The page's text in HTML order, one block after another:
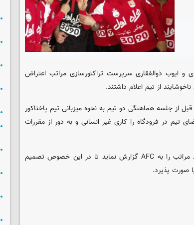
و ایوب ذوالفقاری سرپرست تراکتورسازی مراتب اعتراض
از تیم اعلام داشتند.
از جلسه هماهنگی دو تیم به نحوه میزبانی تیم پاختاکور
دو تن از اعضای تیم در فرودگاه را کاری غیر انسانی و به دور از مقررات
ناظر ژاپنی دیدار با بررسی جوانب امر قول داد مراتب را به AFC گزارش نماید تا در این خصوص تصمیم
صورت پذیرد.